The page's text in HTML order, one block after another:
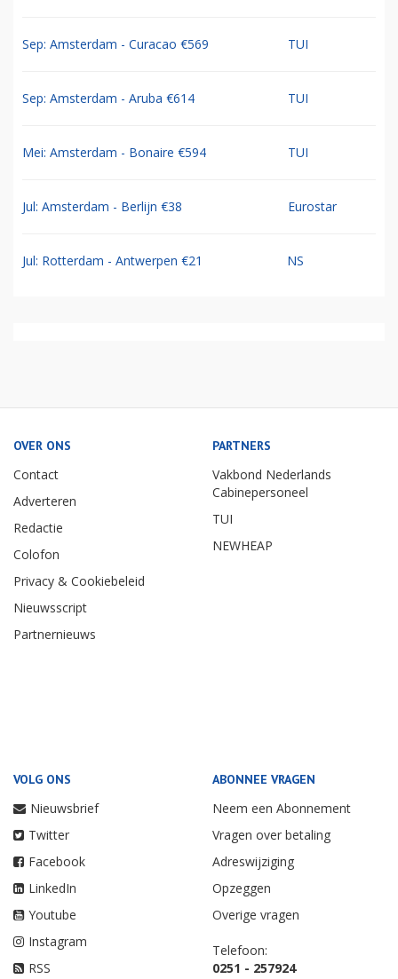
Sep: Amsterdam - Curacao €569 TUI
Sep: Amsterdam - Aruba €614 TUI
Mei: Amsterdam - Bonaire €594 TUI
Jul: Amsterdam - Berlijn €38 Eurostar
Jul: Rotterdam - Antwerpen €21 NS
OVER ONS
Contact
Adverteren
Redactie
Colofon
Privacy & Cookiebeleid
Nieuwsscript
Partnernieuws
PARTNERS
Vakbond Nederlands
Cabinepersoneel
TUI
NEWHEAP
VOLG ONS
Nieuwsbrief
Twitter
Facebook
LinkedIn
Youtube
Instagram
RSS
ABONNEE VRAGEN
Neem een Abonnement
Vragen over betaling
Adreswijziging
Opzeggen
Overige vragen
Telefoon:
0251 - 257924